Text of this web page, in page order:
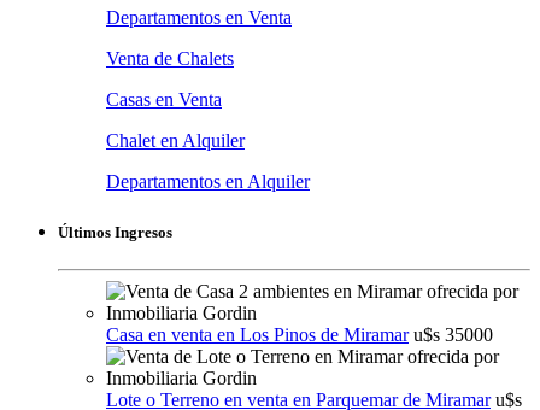
Departamentos en Venta
Venta de Chalets
Casas en Venta
Chalet en Alquiler
Departamentos en Alquiler
Últimos Ingresos
Casa en venta en Los Pinos de Miramar u$s 35000
Lote o Terreno en venta en Parquemar de Miramar u$s